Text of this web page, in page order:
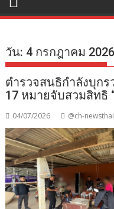
วัน: 4 กรกฎาคม 2026
ตำรวจสนธิกำลังบุก
17 หมายจับสวมสิทธิ
04/07/2026 @ch-